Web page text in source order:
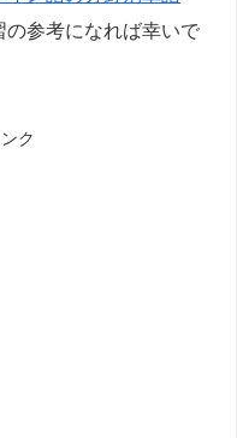
の参考になれば幸いで
ク